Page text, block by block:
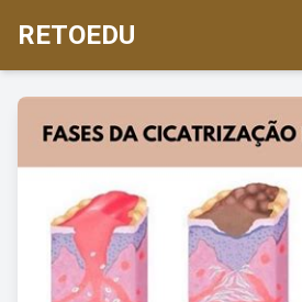
RETOEDU